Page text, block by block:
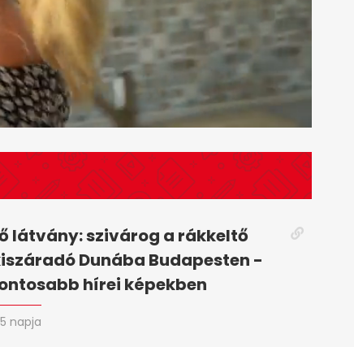
látvány: szivárog a rákkeltő
Dunába Budapesten -
hírei képekben
5 napja